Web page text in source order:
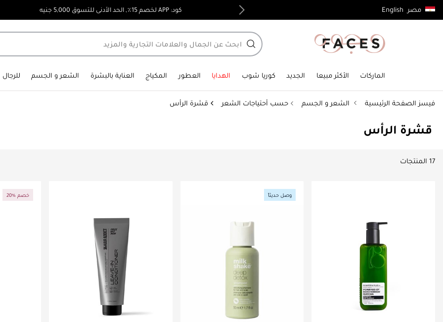
مصر English كود: APP لخصم 15٪, الحد الأدنى للتسوق 5,000 جنيه توصيل مجاني لجميع الطلبات فوق 4,000ج.م
الماركات الأكثر مبيعا الجديد كوريا شوب الهدايا العطور المكياج العناية بالبشرة الشعر و الجسم للرجال
فيسز الصفحة الرئيسية الشعر و الجسم حسب أحتياجات الشعر قشرة الرأس
قشرة الرأس
17 المنتجات
وصل حديثاً 20% خصم